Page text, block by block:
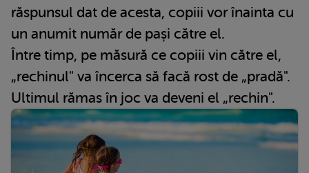
răspunsul dat de acesta, copiii vor înainta cu
un anumit număr de pași către el.
Între timp, pe măsură ce copiii vin către el,
„rechinul" va încerca să facă rost de „pradă".
Ultimul rămas în joc va deveni el „rechin".